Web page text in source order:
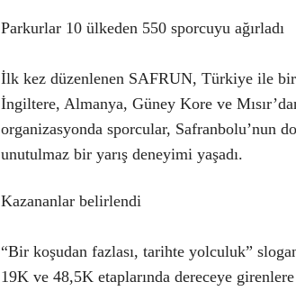
Parkurlar 10 ülkeden 550 sporcuyu ağırladı
İlk kez düzenlenen SAFRUN, Türkiye ile
İngiltere, Almanya, Güney Kore ve
organizasyonda sporcular, Safranbolu’nun
unutulmaz bir yarış deneyimi yaşadı.
Kazananlar belirlendi
“Bir koşudan fazlası, tarihte yolculuk”
19K ve 48,5K etaplarında dereceye